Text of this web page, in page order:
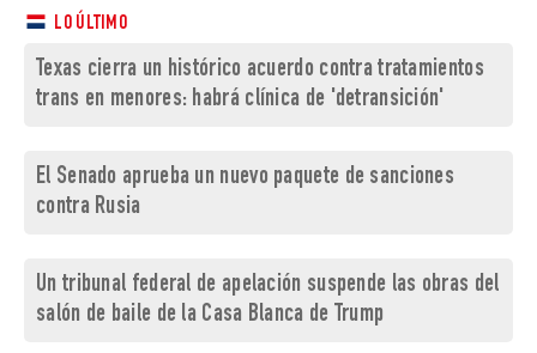
LO ÚLTIMO
Texas cierra un histórico acuerdo contra tratamientos
trans en menores: habrá clínica de 'detransición'
El Senado aprueba un nuevo paquete de sanciones
contra Rusia
Un tribunal federal de apelación suspende las obras del
salón de baile de la Casa Blanca de Trump